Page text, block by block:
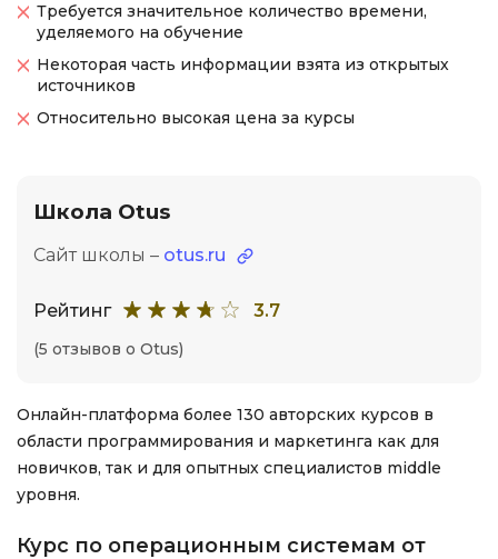
Требуется значительное количество времени,
уделяемого на обучение
Некоторая часть информации взята из открытых
источников
Относительно высокая цена за курсы
Школа Otus
Сайт школы – otus.ru
Рейтинг 3.7
(5 отзывов о Otus)
Онлайн-платформа более 130 авторских курсов в
области программирования и маркетинга как для
новичков, так и для опытных специалистов middle
уровня.
Курс по операционным системам от